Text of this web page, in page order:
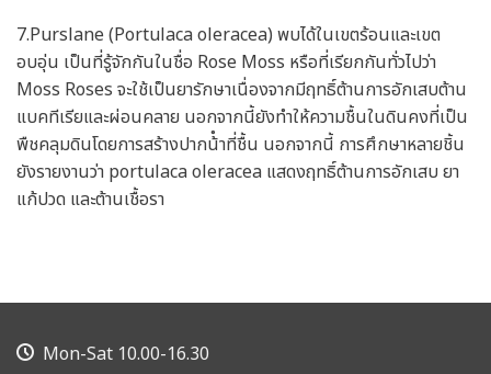
7.Purslane (Portulaca oleracea) พบได้ในเขตร้อนและเขต
อบอุ่น เป็นที่รู้จักกันในชื่อ Rose Moss หรือที่เรียกกันทั่วไปว่า
Moss Roses จะใช้เป็นยารักษาเนื่องจากมีฤทธิ์ต้านการอักเสบต้าน
แบคทีเรียและผ่อนคลาย นอกจากนี้ยังทําให้ความชื้นในดินคงที่เป็น
พืชคลุมดินโดยการสร้างปากน้ําที่ชื้น นอกจากนี้ การศึกษาหลายชิ้น
ยังรายงานว่า portulaca oleracea แสดงฤทธิ์ต้านการอักเสบ ยา
แก้ปวด และต้านเชื้อรา
Mon-Sat 10.00-16.30